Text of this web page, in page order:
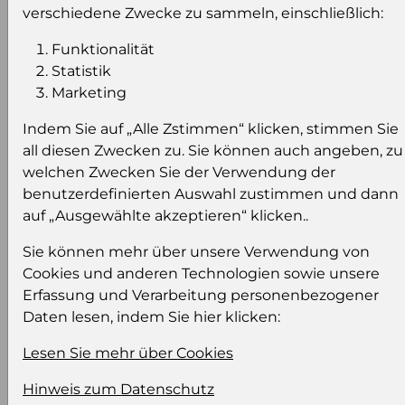
Einloggen Anmeldung für B2B Konto
Produktinformation
Wählen Sie eine Sprache und ein Format für
Ihre Produktdatei aus
Sprache
Keiner
Format auswählen
wählen Sie eine Auflösung für Ihr Bild aus
verschiedene Zwecke zu sammeln, einschließlich:
Funktionalität
Statistik
Marketing
Indem Sie auf „Alle Zstimmen“ klicken, stimmen Sie
all diesen Zwecken zu. Sie können auch angeben, zu
welchen Zwecken Sie der Verwendung der
benutzerdefinierten Auswahl zustimmen und dann
auf „Ausgewählte akzeptieren“ klicken..
Sie können mehr über unsere Verwendung von
Cookies und anderen Technologien sowie unsere
Erfassung und Verarbeitung personenbezogener
Daten lesen, indem Sie hier klicken:
Lesen Sie mehr über Cookies
Hinweis zum Datenschutz